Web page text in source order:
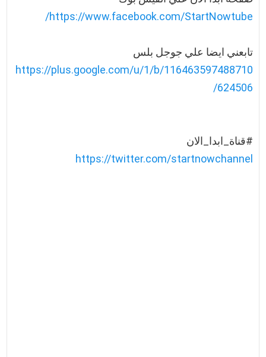
https://www.facebook.com/StartNowtube/
تابعني ايضا علي جوجل بلس
https://plus.google.com/u/1/b/116463597488710
624506/
#قناة_ابدا_الان
https://twitter.com/startnowchannel